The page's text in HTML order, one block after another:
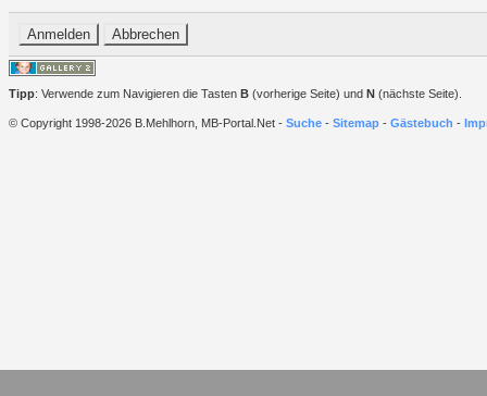
Tipp: Verwende zum Navigieren die Tasten B (vorherige Seite) und N (nächste Seite).
© Copyright 1998-2026 B.Mehlhorn, MB-Portal.Net - Suche - Sitemap - Gästebuch -